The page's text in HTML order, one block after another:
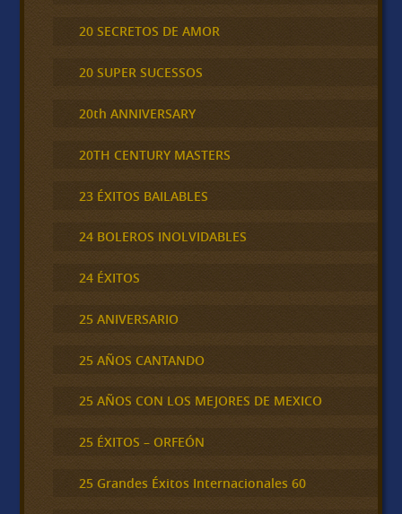
20 SECRETOS DE AMOR
20 SUPER SUCESSOS
20th ANNIVERSARY
20TH CENTURY MASTERS
23 ÉXITOS BAILABLES
24 BOLEROS INOLVIDABLES
24 ÉXITOS
25 ANIVERSARIO
25 AÑOS CANTANDO
25 AÑOS CON LOS MEJORES DE MEXICO
25 ÉXITOS – ORFEÓN
25 Grandes Éxitos Internacionales 60